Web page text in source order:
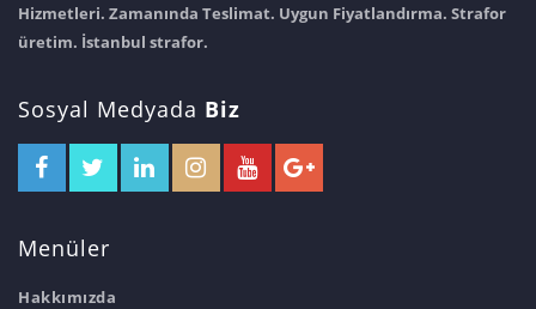
Hizmetleri. Zamanında Teslimat. Uygun Fiyatlandırma. Strafor
üretim. İstanbul strafor.
Sosyal Medyada Biz
Menüler
Hakkımızda